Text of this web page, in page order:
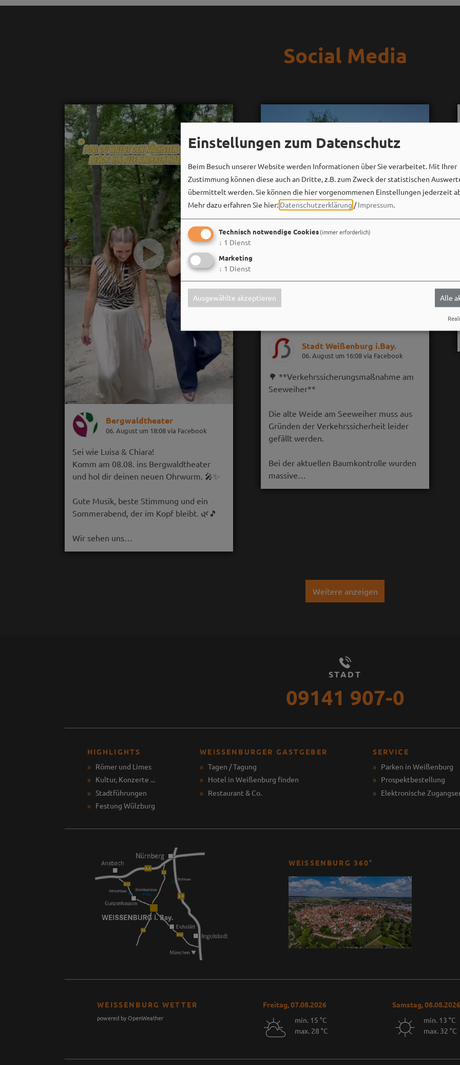
Social Media
Bergwaldtheater
06. August um 18:08 via Facebook
Sei wie Luisa & Chiara!
Komm am 08.08. ins Bergwaldtheater
und hol dir deinen neuen Ohrwurm. 🎤✨
Gute Musik, beste Stimmung und ein
Sommerabend, der im Kopf bleibt. 🌿🎵
Wir sehen uns…
Stadt Weißenburg i.Bay.
06. August um 16:08 via Facebook
🌳 **Verkehrssicherungsmaßnahme am
Seeweiher**
Die alte Weide am Seeweiher muss aus
Gründen der Verkehrssicherheit leider
gefällt werden.
Bei der aktuellen Baumkontrolle wurden
massive…
Weitere anzeigen
STADT
09141 907-0
HIGHLIGHTS
Römer und Limes
Kultur, Konzerte ...
Stadtführungen
Festung Wülzburg
WEISSENBURGER GASTGEBER
Tagen / Tagung
Hotel in Weißenburg finden
Restaurant & Co.
SERVICE
Parken in Weißenburg
Prospektbestellung
Elektronische
WEISSENBURG 360°
WEISSENBURG WETTER
powered by OpenWeather
Freitag, 07.08.2026
min. 15 °C
max. 28 °C
Samstag, 08.08.2026
min. 13 °C
max. 32 °C
Einstellungen zum Datenschutz
Beim Besuch unserer Website werden Informationen über Sie verarbeitet. Mit Ihrer
Zustimmung können diese auch an Dritte, z.B. zum Zweck der statistischen
übermittelt werden. Sie können die hier vorgenommenen Einstellungen jederzeit
Mehr dazu erfahren Sie hier: Datenschutzerklärung /Impressum.
Technisch notwendige Cookies(immer erforderlich)
↓ 1 Dienst
Marketing
↓ 1 Dienst
Ausgewählte akzeptieren Alle